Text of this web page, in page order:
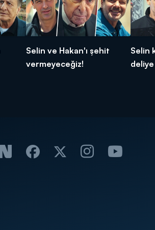
Selin ve Hakan'ı şehit
vermeyeceğiz!
Selin